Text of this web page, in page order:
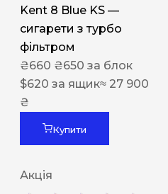
Kent 8 Blue KS —
сигарети з турбо
фільтром
₴660 ₴650 за блок
$620 за ящик≈ 27 900
₴
Купити
Акція